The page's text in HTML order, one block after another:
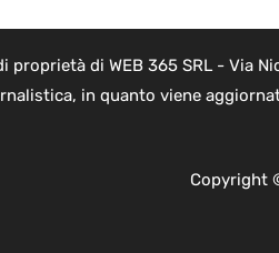
proprietà di WEB 365 SRL - Via
in quanto viene
Copyright